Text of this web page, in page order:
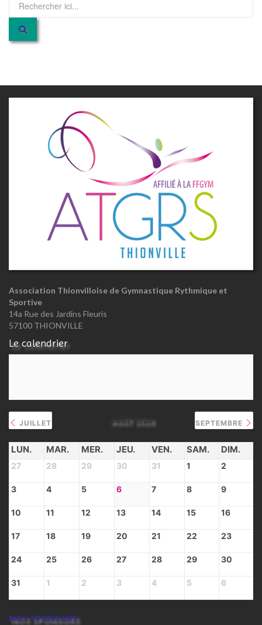
Association Thionvilloise de Gymnastique Rythmique et
Sportive
14a Rue des Jardins Fleuris
57100 THIONVILLE
Le calendrier
JUILLET AOÛT 2026 SEPTEMBRE
LUN. MAR. MER. JEU. VEN. SAM. DIM.
27 28 29 30 31 1 2
3 4 5 6 7 8 9
10 11 12 13 14 15 16
17 18 19 20 21 22 23
24 25 26 27 28 29 30
31 1 2 3 4 5 6
NOS SPONSORS